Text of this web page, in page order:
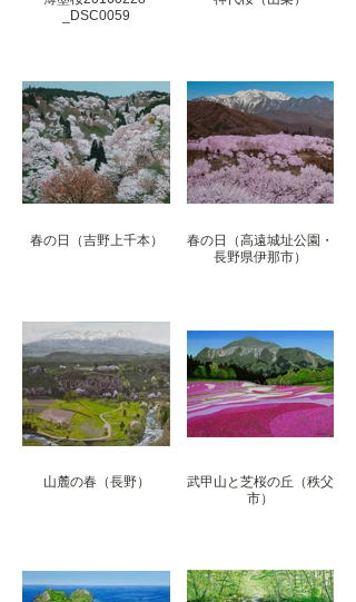
_DSC0059
春の日（吉野上千本）
春の日（高遠城址公園・
長野県伊那市）
山麓の春（長野）
武甲山と芝桜の丘（秩父
市）